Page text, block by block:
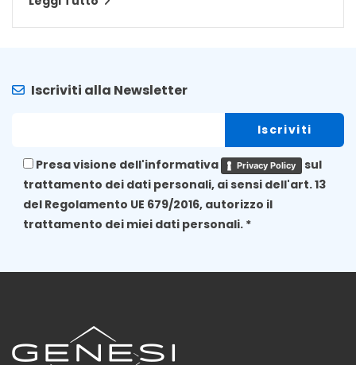
Iscriviti alla Newsletter
Presa visione dell'informativa Privacy Policy
sul
trattamento dei dati personali, ai sensi dell'art. 13
del Regolamento UE 679/2016, autorizzo il
trattamento dei miei dati personali. *